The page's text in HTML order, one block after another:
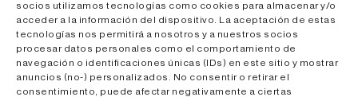
socios utilizamos tecnologías como cookies para almacenar y/o
acceder a la información del dispositivo. La aceptación de estas
tecnologías nos permitirá a nosotros y a nuestros socios
procesar datos personales como el comportamiento de
navegación o identificaciones únicas (IDs) en este sitio y mostrar
anuncios (no-) personalizados. No consentir o retirar el
consentimiento, puede afectar negativamente a ciertas
Noviembre, 2022